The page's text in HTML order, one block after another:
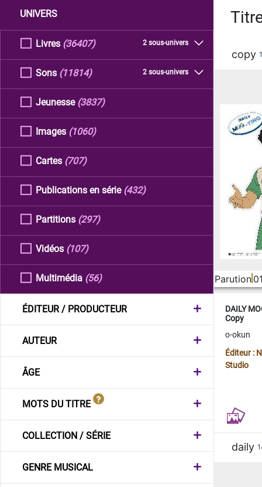
UNIVERS
Livres 2 sous-univers
(36407)
Sons 2 sous-univers
(11814)
Jeunesse (3837)
Images (1060)
Cartes (707)
Publications en série (432)
Partitions (297)
Vidéos (107)
Multimédia (56)
ÉDITEUR / PRODUCTEUR
AUTEUR
ÂGE
MOTS DU TITRE
COLLECTION / SÉRIE
GENRE MUSICAL
copy
Parution
DAILY
Copy
o-okun
Éditeur :
Studio
daily